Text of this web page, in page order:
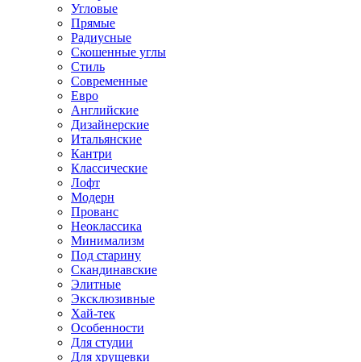
Угловые
Прямые
Радиусные
Скошенные углы
Стиль
Современные
Евро
Английские
Дизайнерские
Итальянские
Кантри
Классические
Лофт
Модерн
Прованс
Неоклассика
Минимализм
Под старину
Скандинавские
Элитные
Эксклюзивные
Хай-тек
Особенности
Для студии
Для хрущевки